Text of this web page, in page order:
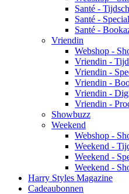
Santé -
Santé -
Santé -
Vriendin
Webshop -
Vriendin -
Vriendin -
Vriendin -
Vriendin -
Vriendin -
Showbuzz
Weekend
Webshop -
Weekend -
Weekend -
Weekend -
Harry Styles Magazine
Cadeaubonnen